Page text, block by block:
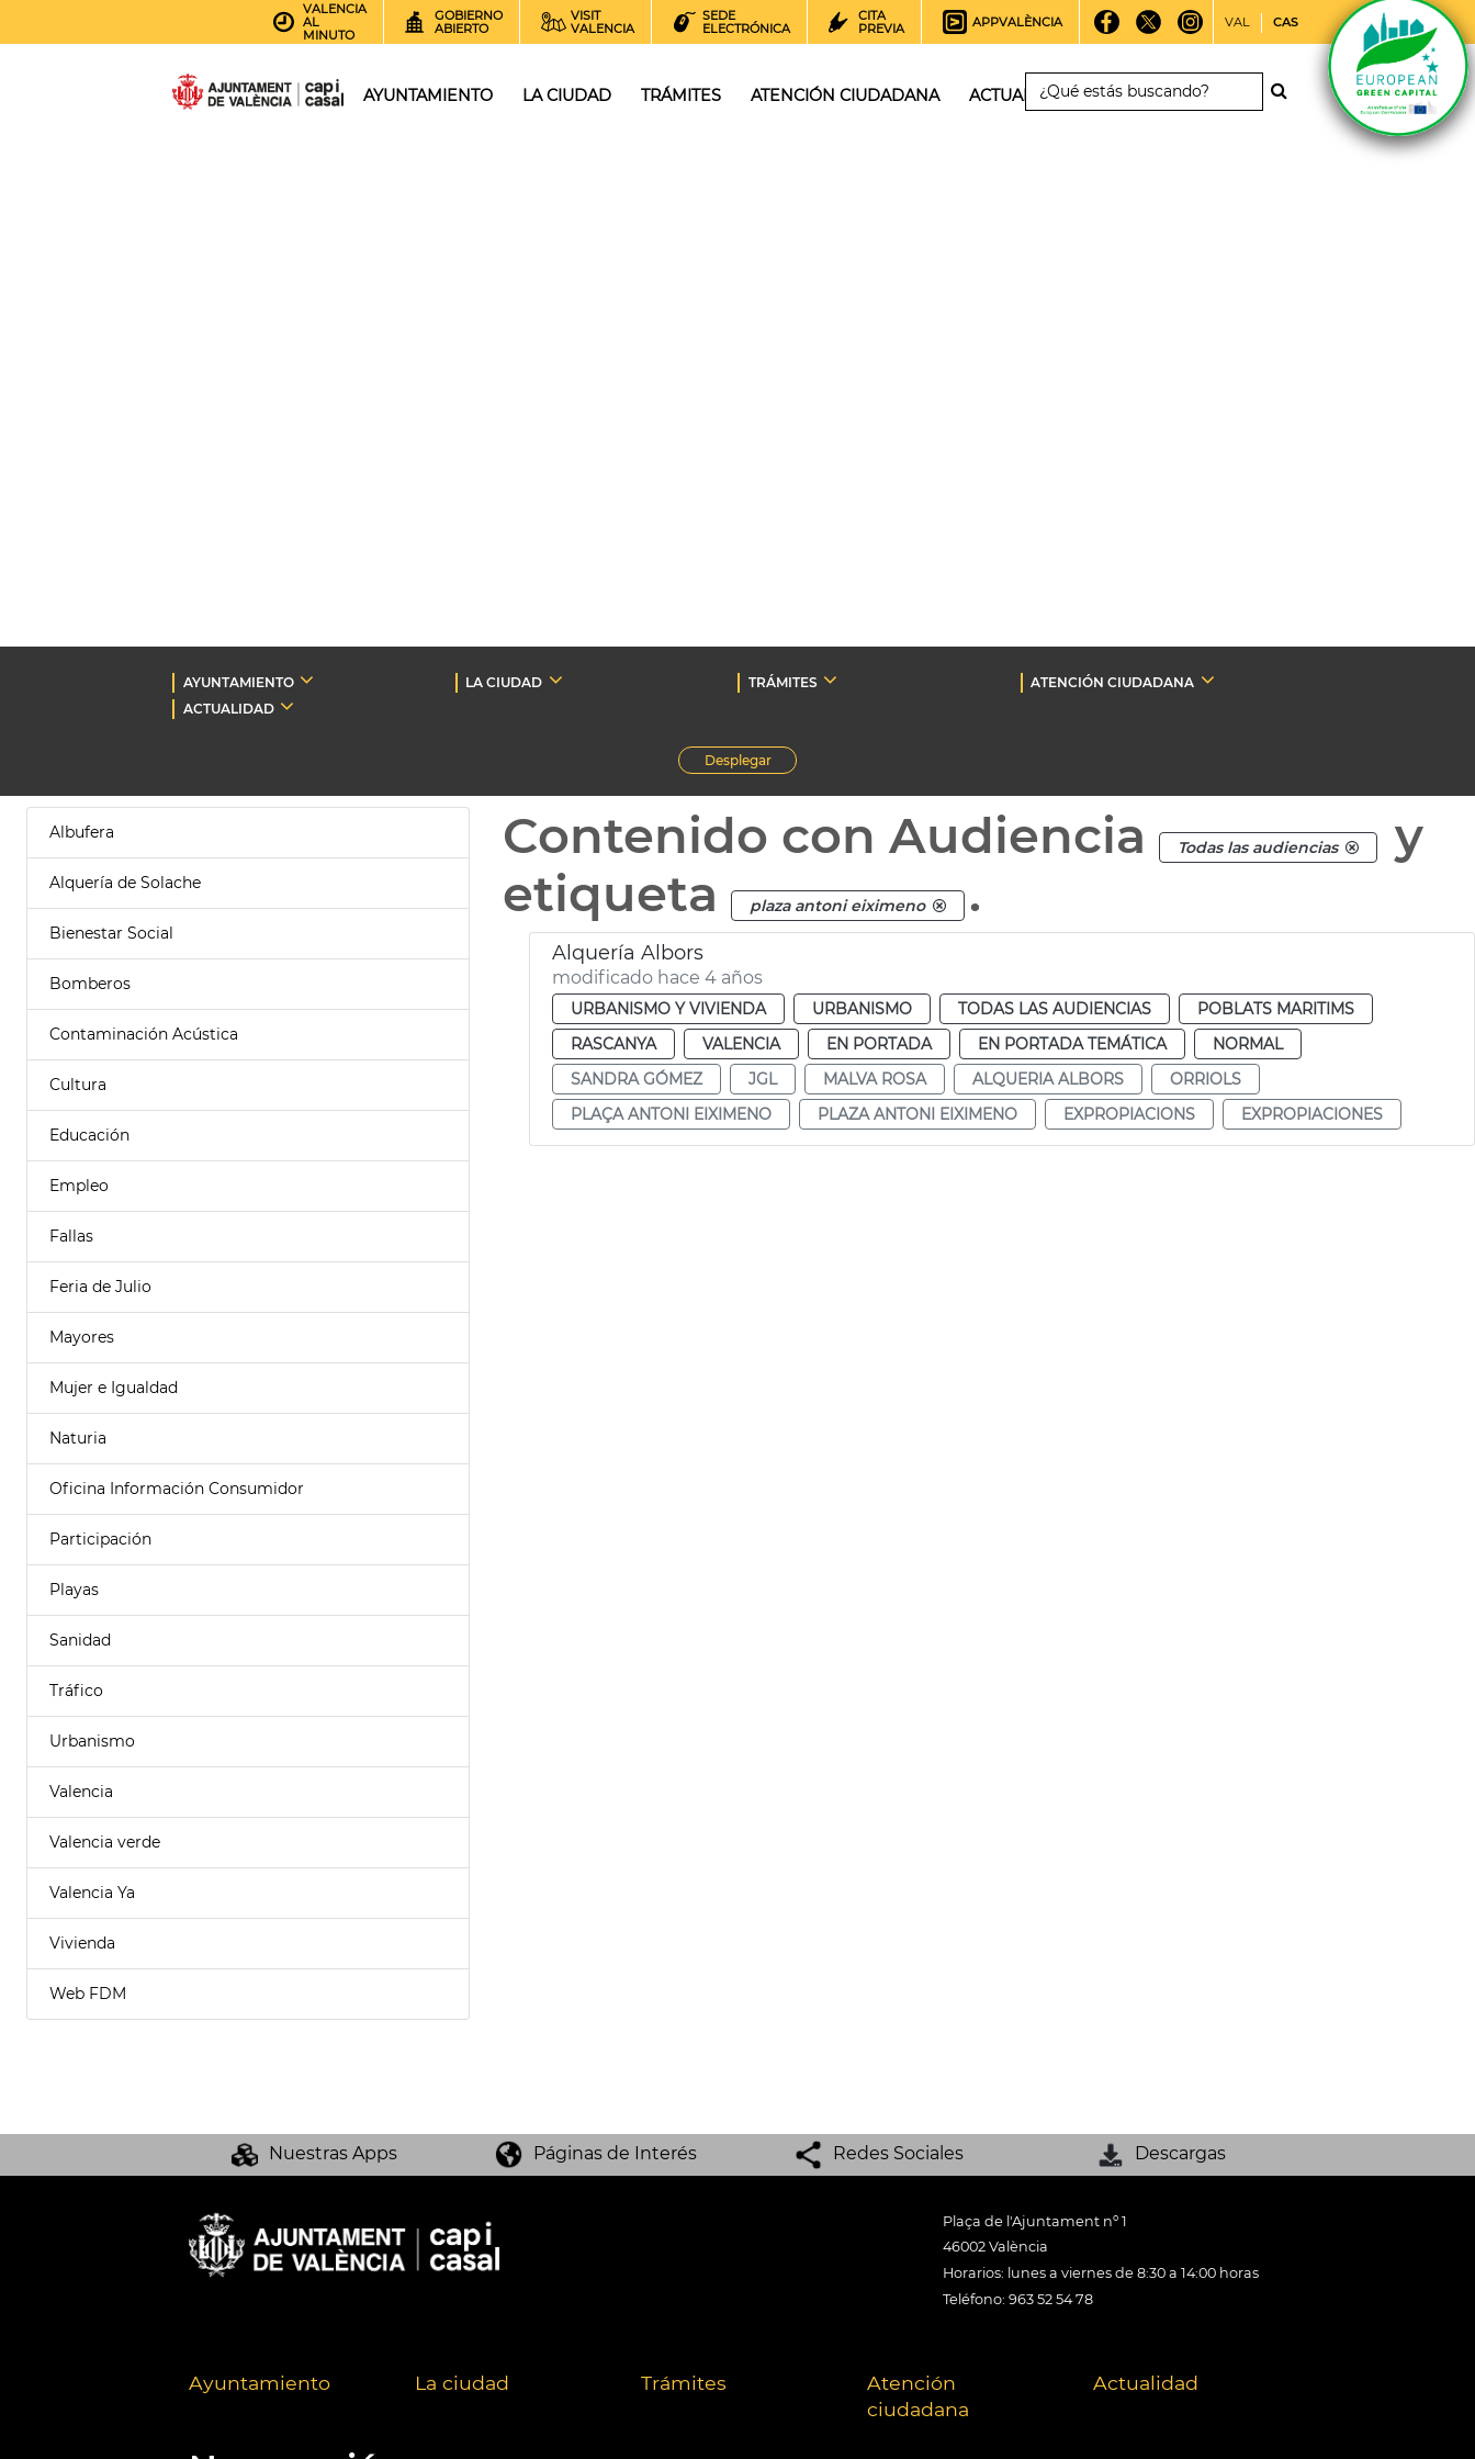
VALENCIA
AL
MINUTO
GOBIERNO
ABIERTO
VISIT
VALENCIA
SEDE
ELECTRÓNICA
CITA
PREVIA
APPVALÈNCIA VAL CAS
AYUNTAMIENTO LA CIUDAD TRÁMITES ATENCIÓN CIUDADANA ACTUALIDAD
AYUNTAMIENTO LA CIUDAD TRÁMITES
ATENCIÓN CIUDADANA
ACTUALIDAD
Desplegar
Albufera
Alquería de Solache
Bienestar Social
Bomberos
Contaminación Acústica
Cultura
Educación
Empleo
Fallas
Feria de Julio
Mayores
Mujer e Igualdad
Naturia
Oficina Información Consumidor
Participación
Playas
Sanidad
Tráfico
Urbanismo
Valencia
Valencia verde
Valencia Ya
Vivienda
Web FDM
Contenido con Audiencia Todas las audiencias
y
etiqueta
plaza antoni eiximeno .
Alquería Albors
modificado hace 4 años
URBANISMO Y VIVIENDA URBANISMO TODAS LAS AUDIENCIAS
POBLATS MARITIMS
RASCANYA
VALENCIA EN PORTADA EN PORTADA TEMÁTICA
NORMAL
SANDRA GÓMEZ
JGL MALVA ROSA ALQUERIA ALBORS
ORRIOLS
PLAÇA ANTONI EIXIMENO
PLAZA ANTONI EIXIMENO EXPROPIACIONS EXPROPIACIONES
Nuestras Apps Páginas de Interés Redes Sociales Descargas
Plaça de l'Ajuntament nº 1
46002 València
Horarios: lunes a viernes de 8:30 a 14:00 horas
Teléfono: 963 52 54 78
Ayuntamiento La ciudad Trámites
Atención
ciudadana
Actualidad